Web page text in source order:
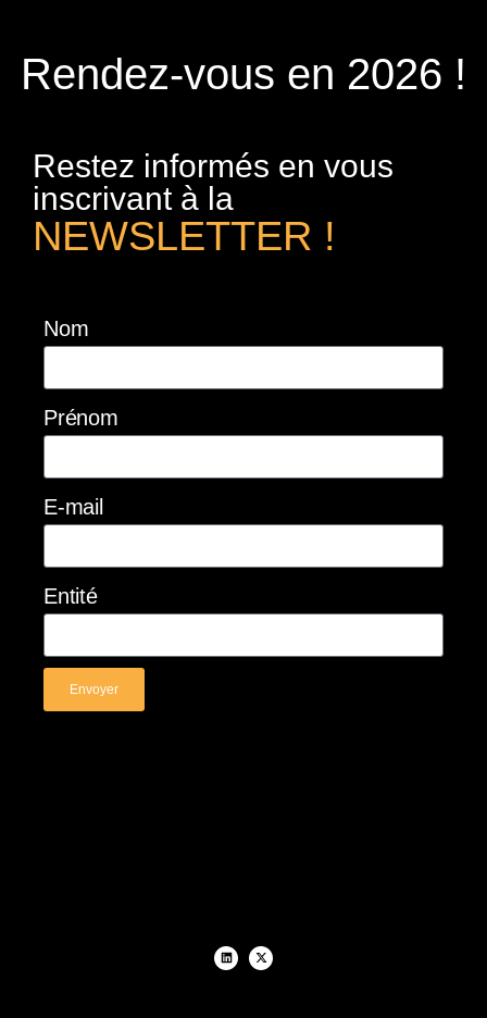
Rendez-vous en 2026 !
Restez informés en vous
inscrivant à la
NEWSLETTER !
Nom
Prénom
E-mail
Entité
Envoyer